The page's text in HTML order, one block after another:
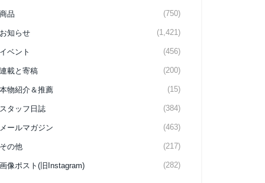
商品 (750)
お知らせ (1,421)
イベント (456)
連載と寄稿 (200)
本物紹介＆推薦 (15)
スタッフ日誌 (384)
メールマガジン (463)
その他 (217)
画像ポスト(旧Instagram) (282)